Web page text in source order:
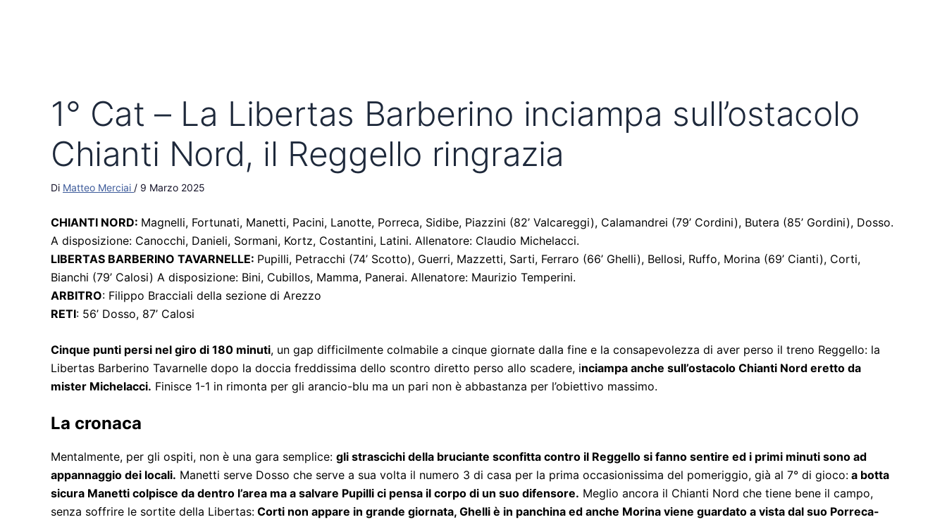
1° Cat – La Libertas Barberino inciampa sull’ostacolo
Chianti Nord, il Reggello ringrazia
Di Matteo Merciai / 9 Marzo 2025
CHIANTI NORD: Magnelli, Fortunati, Manetti, Pacini, Lanotte, Porreca, Sidibe, Piazzini (82’ Valcareggi), Calamandrei (79’ Cordini), Butera (85’ Gordini), Dosso.
A disposizione: Canocchi, Danieli, Sormani, Kortz, Costantini, Latini. Allenatore: Claudio Michelacci.
LIBERTAS BARBERINO TAVARNELLE: Pupilli, Petracchi (74’ Scotto), Guerri, Mazzetti, Sarti, Ferraro (66’ Ghelli), Bellosi, Ruffo, Morina (69’ Cianti), Corti,
Bianchi (79’ Calosi) A disposizione: Bini, Cubillos, Mamma, Panerai. Allenatore: Maurizio Temperini.
ARBITRO: Filippo Bracciali della sezione di Arezzo
RETI: 56’ Dosso, 87’ Calosi
Cinque punti persi nel giro di 180 minuti, un gap difficilmente colmabile a cinque giornate dalla fine e la consapevolezza di aver perso il treno Reggello: la
Libertas Barberino Tavarnelle dopo la doccia freddissima dello scontro diretto perso allo scadere, inciampa anche sull’ostacolo Chianti Nord eretto da
mister Michelacci. Finisce 1-1 in rimonta per gli arancio-blu ma un pari non è abbastanza per l’obiettivo massimo.
La cronaca
Mentalmente, per gli ospiti, non è una gara semplice: gli strascichi della bruciante sconfitta contro il Reggello si fanno sentire ed i primi minuti sono ad
appannaggio dei locali. Manetti serve Dosso che serve a sua volta il numero 3 di casa per la prima occasionissima del pomeriggio, già al 7° di gioco: a botta
sicura Manetti colpisce da dentro l’area ma a salvare Pupilli ci pensa il corpo di un suo difensore. Meglio ancora il Chianti Nord che tiene bene il campo,
senza soffrire le sortite della Libertas: Corti non appare in grande giornata, Ghelli è in panchina ed anche Morina viene guardato a vista dal suo Porreca-